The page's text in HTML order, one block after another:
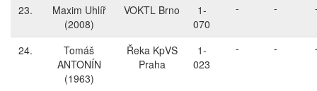
23.
Maxim Uhlíř
(2008)
VOKTL Brno
1-
070
- -
24.
Tomáš
ANTONÍN
(1963)
Řeka KpVS
Praha
1-
023
- -